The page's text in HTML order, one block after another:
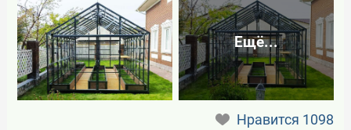
Ещё...
Нравится 1098